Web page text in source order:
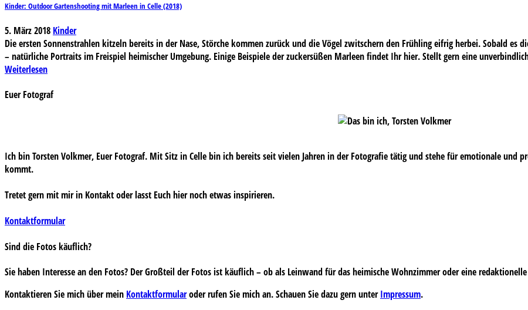
Kinder: Outdoor Gartenshooting mit Marleen in Celle (2018)
5. März 2018 Kinder
Die ersten Sonnenstrahlen kitzeln bereits in der Nase, Störche kommen zurück und die Vögel zwitschern den Frühling eifrig herbei. Sobald es
– natürliche Portraits im Freispiel heimischer Umgebung. Einige Beispiele der zuckersüßen Marleen findet Ihr hier. Stellt gern eine
Weiterlesen
Euer Fotograf
Ich bin Torsten Volkmer, Euer Fotograf. Mit Sitz in Celle bin ich bereits seit vielen Jahren in der Fotografie tätig und stehe für emotionale und
kommt.
Tretet gern mit mir in Kontakt oder lasst Euch hier noch etwas inspirieren.
Kontaktformular
Sind die Fotos käuflich?
Sie haben Interesse an den Fotos? Der Großteil der Fotos ist käuflich – ob als Leinwand für das heimische Wohnzimmer oder eine
Kontaktieren Sie mich über mein Kontaktformularoder rufen Sie mich an. Schauen Sie dazu gern unterImpressum.